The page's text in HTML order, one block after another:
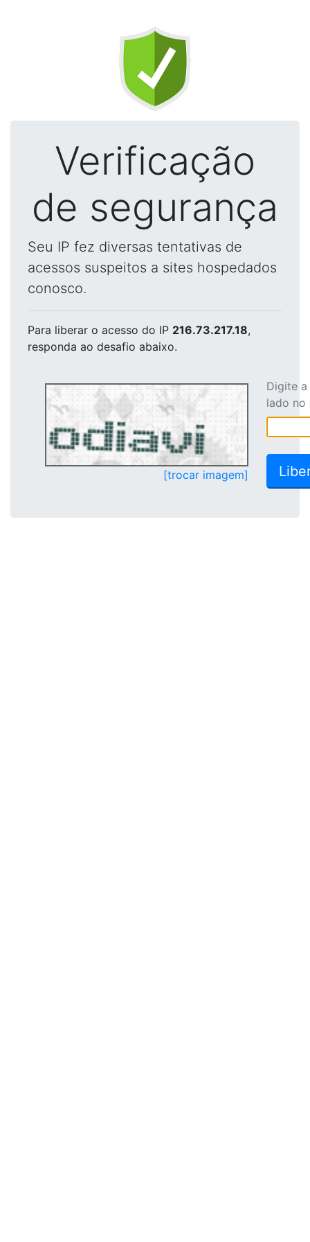
Verificação
de segurança
Seu IP fez diversas tentativas de
acessos suspeitos a sites hospedados
conosco.
Para liberar o acesso do IP 216.73.217.18,
responda ao desafio abaixo.
[trocar imagem]
Digite
lado no